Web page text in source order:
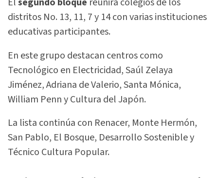
distritos No. 13, 11, 7 y 14 con varias instituciones
educativas participantes.
En este grupo destacan centros como
Tecnológico en Electricidad, Saúl Zelaya
Jiménez, Adriana de Valerio, Santa Mónica,
William Penn y Cultura del Japón.
La lista continúa con Renacer, Monte Hermón,
San Pablo, El Bosque, Desarrollo Sostenible y
Técnico Cultura Popular.